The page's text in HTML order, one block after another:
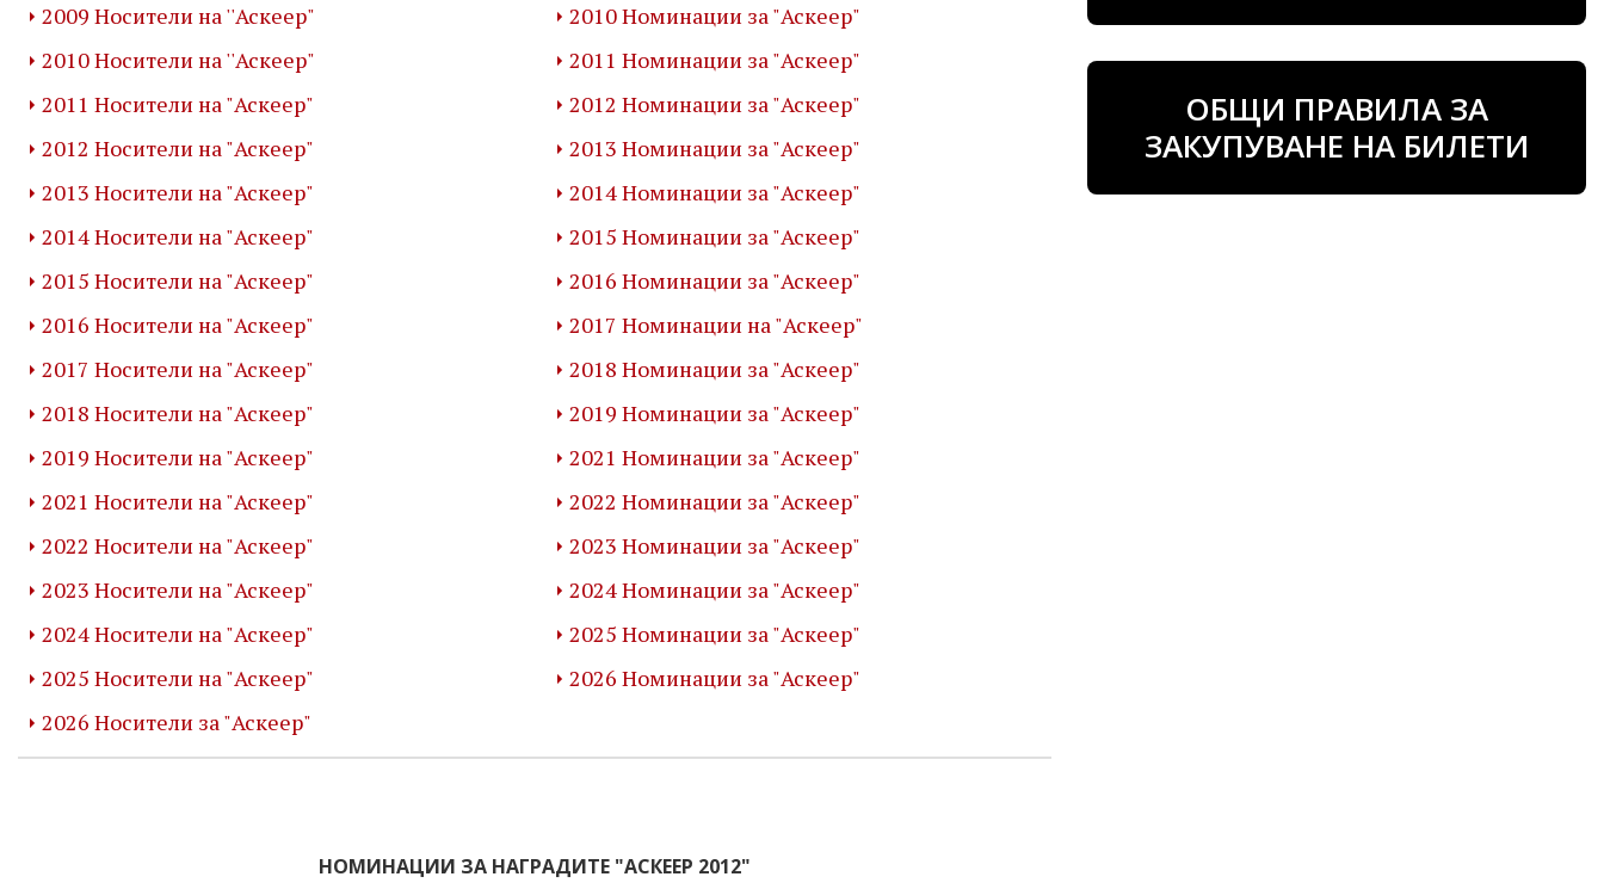
2009 Носители на ''Аскеер"
2010 Номинации за "Аскеер"
2010 Носители на ''Аскеер"
2011 Номинации за "Аскеер"
2011 Носители на "Аскеер"
2012 Номинации за "Аскеер"
2012 Носители на "Аскеер"
2013 Номинации за "Аскеер"
2013 Носители на "Аскеер"
2014 Номинации за "Аскеер"
2014 Носители на "Аскеер"
2015 Номинации за "Аскеер"
2015 Носители на "Аскеер"
2016 Номинации за "Аскеер"
2016 Носители на "Аскеер"
2017 Номинации на "Аскеер"
2017 Носители на "Аскеер"
2018 Номинации за "Аскеер"
2018 Носители на "Аскеер"
2019 Номинации за "Аскеер"
2019 Носители на "Аскеер"
2021 Номинации за "Аскеер"
2021 Носители на "Аскеер"
2022 Номинации за "Аскеер"
2022 Носители на "Аскеер"
2023 Номинации за "Аскеер"
2023 Носители на "Аскеер"
2024 Номинации за "Аскеер"
2024 Носители на "Аскеер"
2025 Номинации за "Аскеер"
2025 Носители на "Аскеер"
2026 Номинации за "Аскеер"
2026 Носители за "Аскеер"
НОМИНАЦИИ ЗА НАГРАДИТЕ "АСКЕЕР 2012"
ОБЩИ ПРАВИЛА ЗА
ЗАКУПУВАНЕ НА БИЛЕТИ